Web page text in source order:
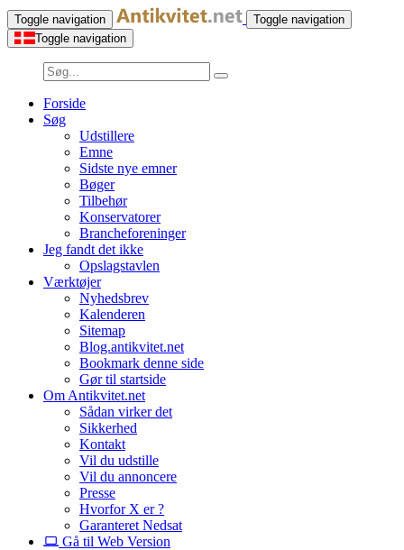
Toggle navigation
Toggle navigation
Toggle navigation
Forside
Søg
Udstillere
Emne
Sidste nye emner
Bøger
Tilbehør
Konservatorer
Brancheforeninger
Jeg fandt det ikke
Opslagstavlen
Værktøjer
Nyhedsbrev
Kalenderen
Sitemap
Blog.antikvitet.net
Bookmark denne side
Gør til startside
Om Antikvitet.net
Sådan virker det
Sikkerhed
Kontakt
Vil du udstille
Vil du annoncere
Presse
Hvorfor X er ?
Garanteret Nedsat
Gå til Web Version